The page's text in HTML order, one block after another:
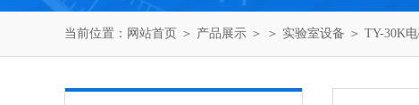
当前位置： 网站首页 ＞ 产品展示 ＞ ＞ 实验室设备 ＞ TY-30K